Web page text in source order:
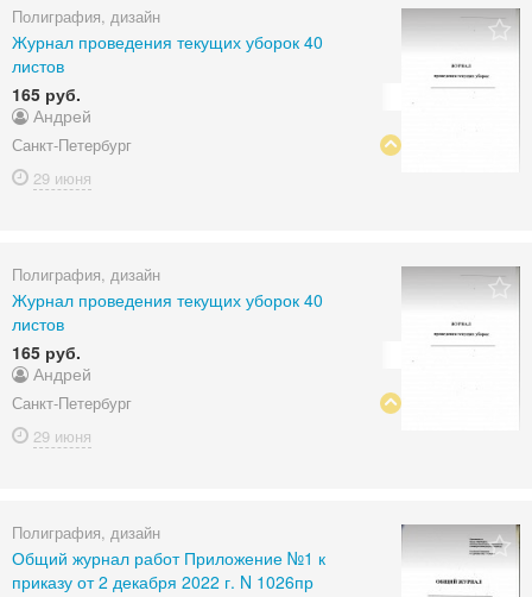
Полиграфия, дизайн
Журнал проведения текущих уборок 40
листов
165 руб.
Андрей
Санкт-Петербург
29 июня
Полиграфия, дизайн
Журнал проведения текущих уборок 40
листов
165 руб.
Андрей
Санкт-Петербург
29 июня
Полиграфия, дизайн
Общий журнал работ Приложение №1 к
приказу от 2 декабря 2022 г. N 1026пр